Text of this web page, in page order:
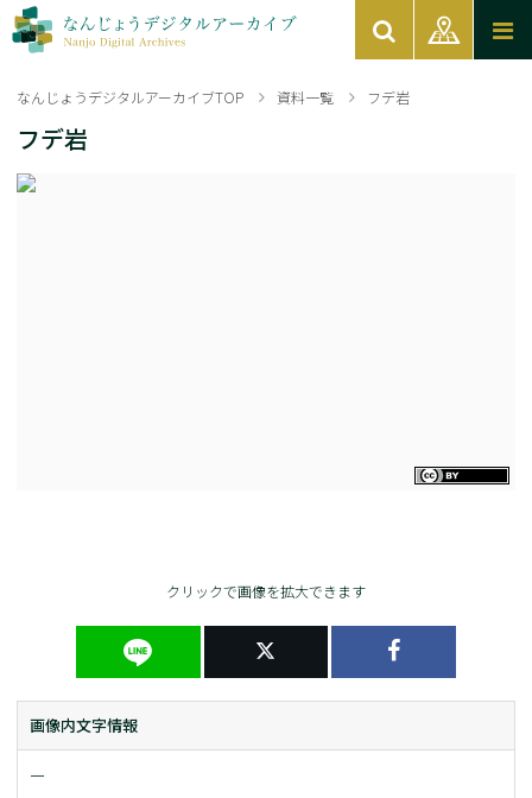
なんじょうデジタルアーカイブTOP 資料一覧 フデ岩
フデ岩
クリックで画像を拡大できます
画像内文字情報
ー